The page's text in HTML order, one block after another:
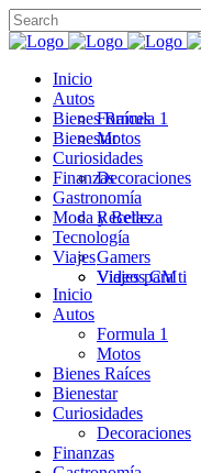
Inicio
Autos
Formula 1
Motos
Bienes Raíces
Bienestar
Curiosidades
Decoraciones
Finanzas
Gastronomía
Recetas
Moda y Belleza
Tecnología
Gamers
Videos CM
Viajes
Viajes para ti
Inicio
Autos
Formula 1
Motos
Bienes Raíces
Bienestar
Curiosidades
Decoraciones
Finanzas